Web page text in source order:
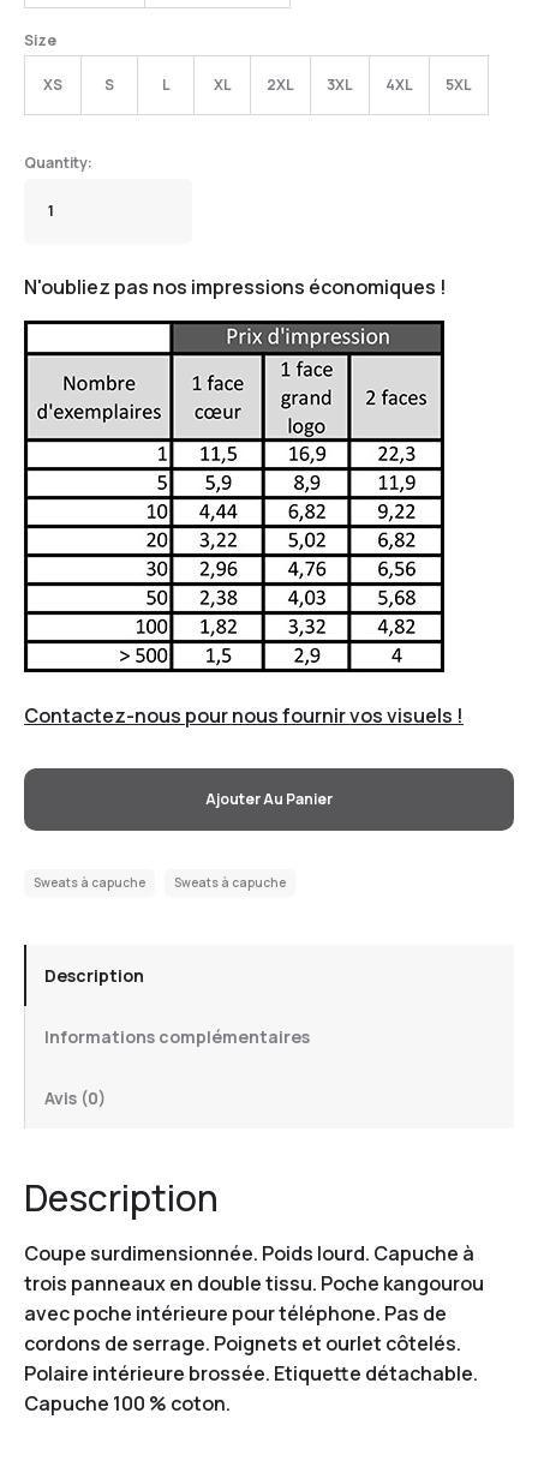
Size
XS S L XL 2XL 3XL 4XL 5XL
N'oubliez pas nos impressions économiques !
Contactez-nous pour nous fournir vos visuels !
Ajouter Au Panier
Sweats à capuche Sweats à capuche
Description
Informations complémentaires
Avis (0)
Description
Coupe surdimensionnée. Poids lourd. Capuche à
trois panneaux en double tissu. Poche kangourou
avec poche intérieure pour téléphone. Pas de
cordons de serrage. Poignets et ourlet côtelés.
Polaire intérieure brossée. Etiquette détachable.
Capuche 100 % coton.